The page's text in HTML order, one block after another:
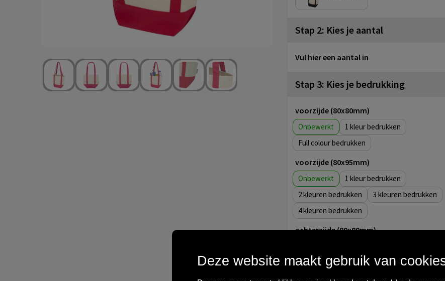
Stap 2: Kies je aantal
Vul hier een aantal in
Stap 3: Kies je bedrukking
voorzijde (80x80mm)
Onbewerkt
1
Full colour
voorzijde (80x95mm)
Onbewerkt
1
2
3
4
achterzijde (80x80mm)
Full colour
Deze website maakt gebruik van